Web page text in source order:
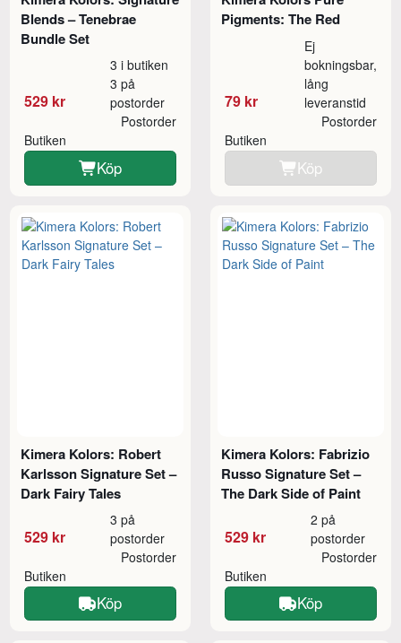
Blends – Tenebrae
Bundle Set
529 kr
3 i butiken
3 på
postorder
Butiken
Postorder
Köp
Pigments: The Red
79 kr
Ej
bokningsbar,
lång
leveranstid
Butiken
Postorder
Köp
Kimera Kolors: Robert
Karlsson Signature Set –
Dark Fairy Tales
529 kr
3 på
postorder
Butiken
Postorder
Köp
Kimera Kolors: Fabrizio
Russo Signature Set –
The Dark Side of Paint
529 kr
2 på
postorder
Butiken
Postorder
Köp